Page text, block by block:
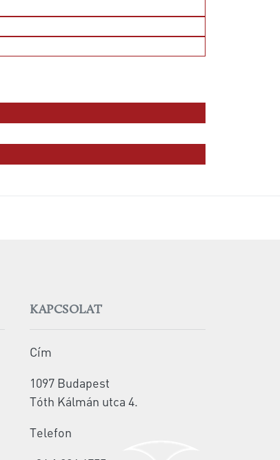
KAPCSOLAT
Cím
1097 Budapest
Tóth Kálmán utca 4.
Telefon